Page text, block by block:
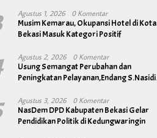
Agustus 1, 2026 0 Komentar
Musim Kemarau, Okupansi Hotel di Kota
Bekasi Masuk Kategori Positif
Agustus 2, 2026 0 Komentar
Usung Semangat Perubahan dan
Peningkatan Pelayanan,Endang S.Nasidi
Agustus 3, 2026 0 Komentar
NasDem DPD Kabupaten Bekasi Gelar
Pendidikan Politik di Kedungwaringin